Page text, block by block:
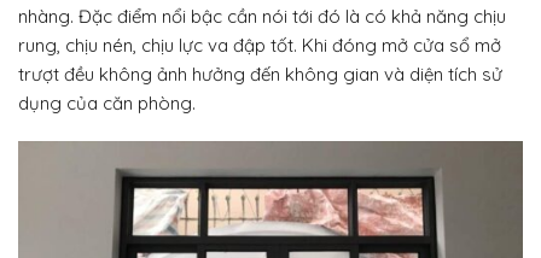
nhàng. Đặc điểm nổi bậc cần nói tới đó là có khả năng chịu
rung, chịu nén, chịu lực va đập tốt. Khi đóng mở cửa sổ mở
trượt đều không ảnh hưởng đến không gian và diện tích sử
dụng của căn phòng.